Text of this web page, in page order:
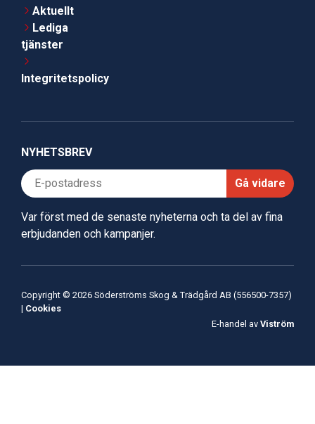
Aktuellt
Lediga
tjänster
Integritetspolicy
NYHETSBREV
Gå vidare
Var först med de senaste nyheterna och ta del av fina
erbjudanden och kampanjer.
Copyright © 2026 Söderströms Skog & Trädgård AB (556500-7357)
| Cookies
E-handel av Viström